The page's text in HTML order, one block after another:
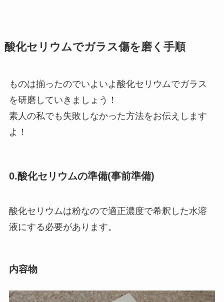
酸化セリウムでガラス傷を磨く手順
ものは揃ったのでいよいよ酸化セリウムでガラス
を研磨していきましょう！
素人の私でも失敗しなかった方法をお伝えします
よ！
0.酸化セリウムの準備(事前準備)
酸化セリウムは粉なので適正濃度で希釈した水溶
液にする必要があります。
内容物